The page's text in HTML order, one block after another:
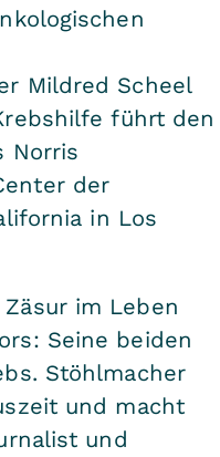
Mildred Scheel
führt den
Norris
der
in Los
im Leben
Seine beiden
Stöhlmacher
und macht
und